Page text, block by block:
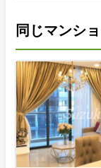
同じマンシ